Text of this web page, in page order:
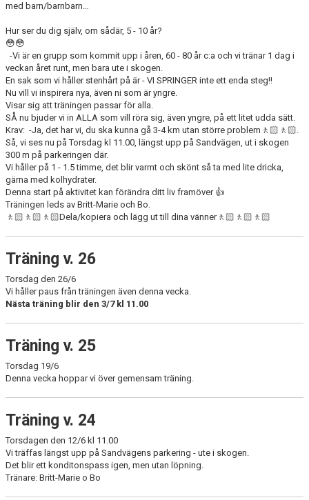
med barn/barnbarn…
Hur ser du dig själv, om sådär, 5 - 10 år?
😳😳
-Vi är en grupp som kommit upp i åren, 60 - 80 år c:a och vi tränar 1 dag i
veckan året runt, men bara ute i skogen.
En sak som vi håller stenhårt på är - VI SPRINGER inte ett enda steg!!
Nu vill vi inspirera nya, även ni som är yngre.
Visar sig att träningen passar för alla.
SÅ nu bjuder vi in ALLA som vill röra sig, även yngre, på ett litet udda sätt.
Krav: -Ja, det har vi, du ska kunna gå 3-4 km utan större problem🚶🏻🚶🏻.
Så, vi ses nu på Torsdag kl 11.00, längst upp på Sandvägen, ut i skogen
300 m på parkeringen där.
Vi håller på 1 - 1.5 timme, det blir varmt och skönt så ta med lite dricka,
gärna med kolhydrater.
Denna start på aktivitet kan förändra ditt liv framöver 👍
Träningen leds av Britt-Marie och Bo.
🚶🏻🚶🏻🚶🏻Dela/kopiera och lägg ut till dina vänner🚶🏻🚶🏻🚶🏻
Träning v. 26
Torsdag den 26/6
Vi håller paus från träningen även denna vecka.
Nästa träning blir den 3/7 kl 11.00
Träning v. 25
Torsdag 19/6
Denna vecka hoppar vi över gemensam träning.
Träning v. 24
Torsdagen den 12/6 kl 11.00
Vi träffas längst upp på Sandvägens parkering - ute i skogen.
Det blir ett konditonspass igen, men utan löpning.
Tränare: Britt-Marie o Bo